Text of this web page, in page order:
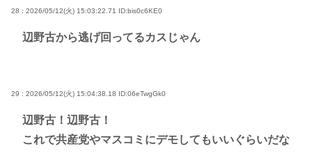
28 : 2026/05/12(火) 15:03:22.71 ID:bis0c6KE0
辺野古から逃げ回ってるカスじゃん
29 : 2026/05/12(火) 15:04:38.18 ID:06eTwgGk0
辺野古！辺野古！
これで共産党やマスコミにデモしてもいいぐらいだな